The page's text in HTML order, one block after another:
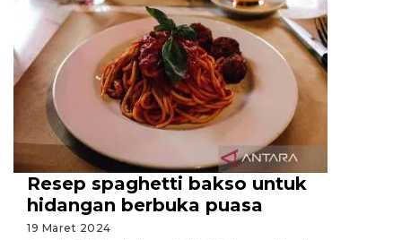
Resep spaghetti bakso untuk
hidangan berbuka puasa
19 Maret 2024